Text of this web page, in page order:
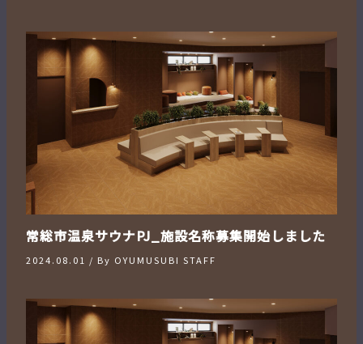
常総市温泉サウナPJ_施設名称募集開始しました
2024.08.01 / By OYUMUSUBI STAFF